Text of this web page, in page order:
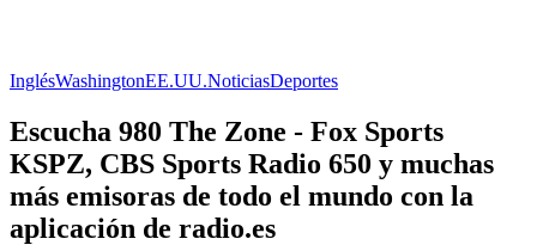
InglésWashingtonEE.UU.NoticiasDeportes
Escucha 980 The Zone - Fox Sports
KSPZ, CBS Sports Radio 650 y muchas
más emisoras de todo el mundo con la
aplicación de radio.es